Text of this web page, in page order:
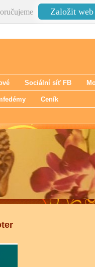
Založit web
Sociální síť FB
Ceník